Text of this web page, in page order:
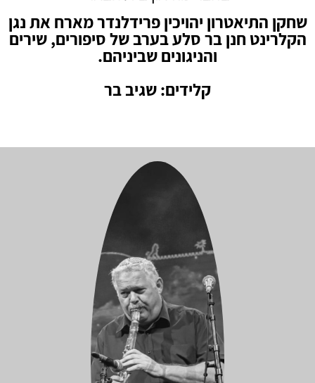
שחקן התיאטרון יהויכין פרידלנדר מארח את נגן
הקלרינט חנן בר סלע בערב של סיפורים, שירים
והניגונים שביניהם.
קלידים: שגיב בר